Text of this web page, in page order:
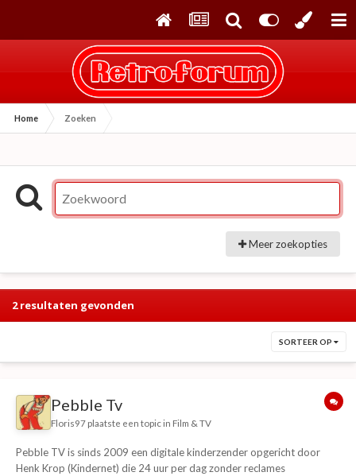
Home Zoeken
Meer zoekopties
2 resultaten gevonden
SORTEER OP
Pebble Tv
Floris97 plaatste een topic in Film & TV
Pebble TV is sinds 2009 een digitale kinderzender opgericht door
Henk Krop (Kindernet) die 24 uur per dag zonder reclames